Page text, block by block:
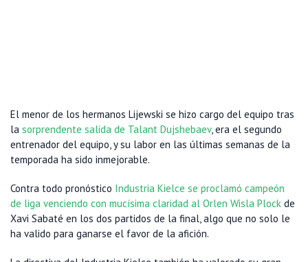
El menor de los hermanos Lijewski se hizo cargo del equipo tras
la sorprendente salida de Talant Dujshebaev, era el segundo
entrenador del equipo, y su labor en las últimas semanas de la
temporada ha sido inmejorable.
Contra todo pronóstico Industria Kielce se proclamó campeón
de liga venciendo con mucísima claridad al Orlen Wisla Plock de
Xavi Sabaté en los dos partidos de la final, algo que no solo le
ha valido para ganarse el favor de la afición.